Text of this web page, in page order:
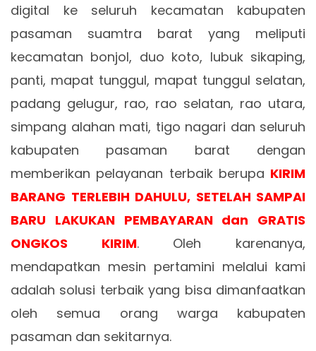
digital ke seluruh kecamatan kabupaten
pasaman suamtra barat yang meliputi
kecamatan bonjol, duo koto, lubuk sikaping,
panti, mapat tunggul, mapat tunggul selatan,
padang gelugur, rao, rao selatan, rao utara,
simpang alahan mati, tigo nagari dan seluruh
kabupaten pasaman barat dengan
memberikan pelayanan terbaik berupa KIRIM
BARANG TERLEBIH DAHULU, SETELAH SAMPAI
BARU LAKUKAN PEMBAYARAN dan GRATIS
ONGKOS KIRIM. Oleh karenanya,
mendapatkan mesin pertamini melalui kami
adalah solusi terbaik yang bisa dimanfaatkan
oleh semua orang warga kabupaten
pasaman dan sekitarnya.